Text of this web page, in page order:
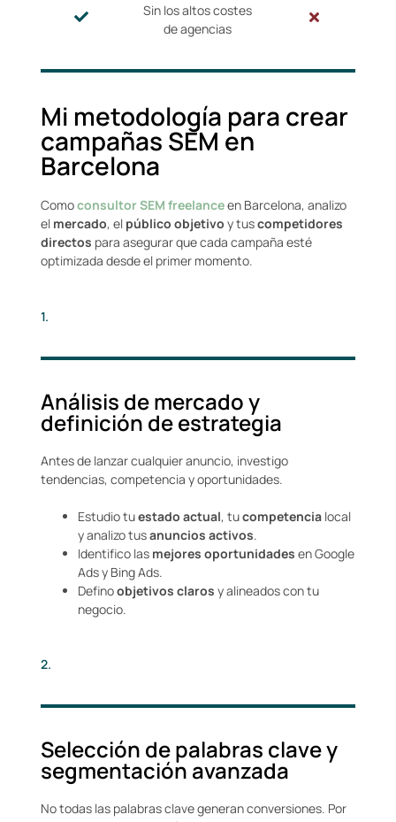
Sin los altos costes
de agencias
Mi metodología para crear
campañas SEM en
Barcelona
Comoconsultor SEM freelanceen Barcelona, analizo
el mercado, el público objetivo y tuscompetidores
directos para asegurar que cada campaña esté
optimizada desde el primer momento.
1.
Análisis de mercado y
definición de estrategia
Antes de lanzar cualquier anuncio, investigo
tendencias, competencia y oportunidades.
Estudio tuestado actual, tucompetencia local
y analizo tusanuncios activos.
Identifico las mejores oportunidades en Google
Ads y Bing Ads.
Definoobjetivos claros y alineados con tu
negocio.
2.
Selección de palabras clave y
segmentación avanzada
No todas las palabras clave generan conversiones. Por